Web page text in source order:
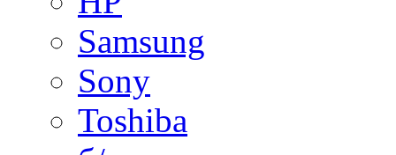
Samsung
Sony
Toshiba